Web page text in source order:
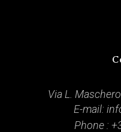
Via L.
E-mail:
Phone :